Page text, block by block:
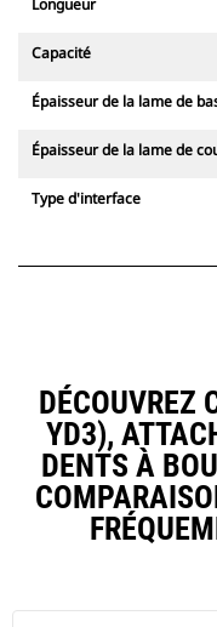
Longueur
Capacité
Épaisseur de la lame de
Épaisseur de la lame de
Type d'interface
DÉCOUVREZ
YD3),
DENTS À